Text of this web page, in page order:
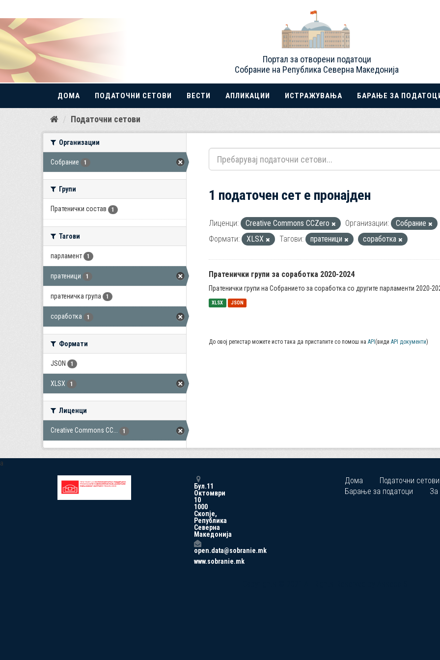
Прескокнете
Портал за отворени податоци
Собрание на Република Северна Македонија
ДОМА ПОДАТОЧНИ СЕТОВИ ВЕСТИ АПЛИКАЦИИ ИСТРАЖУВАЊА БАРАЊЕ ЗА
Податочни сетови
Организации
Собрание 1
Групи
Пратенички состав 1
Тагови
парламент 1
пратеници 1
пратеничка група 1
соработка 1
Формати
JSON 1
XLSX 1
Лиценци
Creative Commons CC... 1
1 податочен сет е пронајден
Лиценци: Creative Commons CCZero Организации:
Собрание
Формати:
XLSX Тагови: пратеници соработка
Пратенички групи за соработка 2020-2024
Пратенички групи на Собранието за соработка со другите парламенти 2020-
XLSX JSON
До овој регистар можете исто така да пристапите со помош на API (види API документи)
a
Бул.11
Октомври
10
1000
Скопје,
Република
Северна
Македонија
open.data@sobranie.mk
www.sobranie.mk
Дома
Податочни сетови
Барање за податоци
За